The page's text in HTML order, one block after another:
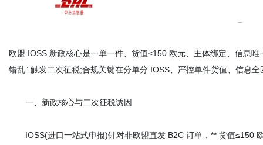
欧盟 IOSS 新政核心是一单一件、货值≤150 欧元、主体绑定、信息
错乱” 触发二次征税;合规关键在分单分 IOSS、严控单件货值、信息
一、新政核心与二次征税诱因
IOSS(进口一站式申报)针对非欧盟直发 B2C 订单，** 货值≤150